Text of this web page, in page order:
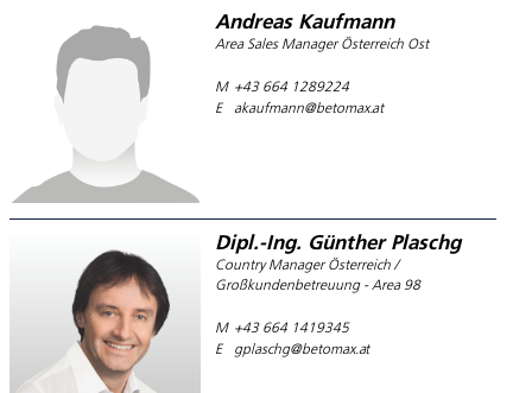
Andreas Kaufmann
Area Sales Manager Österreich Ost
M +43 664 1289224
E
akaufmann@betomax.at
Dipl.-Ing. Günther Plaschg
Country Manager Österreich /
Großkundenbetreuung - Area 98
M +43 664 1419345
E
gplaschg@betomax.at